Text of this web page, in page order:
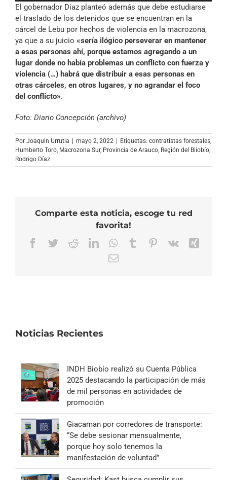
audio
El gobernador Díaz planteó además que debe estudiarse
el traslado de los detenidos que se encuentran en la
cárcel de Lebu por hechos de violencia en la macrozona,
ya que a su juicio «sería ilógico perseverar en mantener
a esas personas ahí, porque estamos agregando a un
lugar donde no había problemas un conflicto con fuerza y
violencia (…) habrá que distribuir a esas personas en
otras cárceles, en otros lugares, y no agrandar el foco
del conflicto».
Foto: Diario Concepción (archivo)
Por Joaquin Urrutia | mayo 2, 2022 | Etiquetas: contratistas forestales
Humberto Toro Macrozona Sur, Provincia de Arauco Región del Biiobío
Rodrigo Díaz
Comparte esta noticia, escoge tu red
favorita!
Facebook
TwitterRedditLinkedInWhatsApp
TumblrPinterest
Vk
Xing
Correo
Noticias Recientes
INDH Biobío realizó su Cuenta Pública
2025 destacando la participación de más
de mil personas en actividades de
promoción
Giacaman por corredores de transporte:
“Se debe sesionar mensualmente,
porque hoy solo tenemos la
manifestación de voluntad”